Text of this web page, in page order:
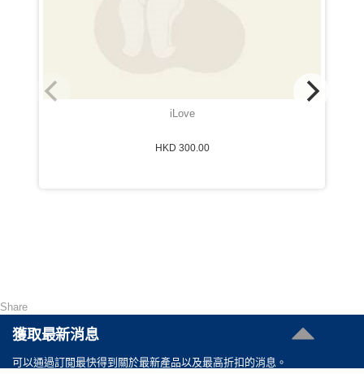
iLove
HKD 300.00
Share
獲取最新消息
可以通過訂閲最快得到關於最新產品以及最高折扣的消息。